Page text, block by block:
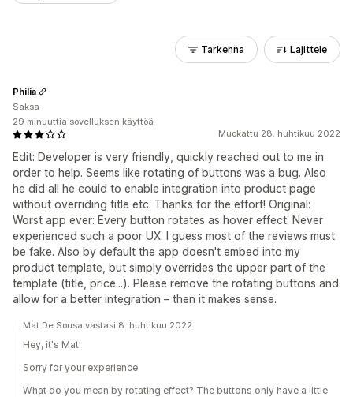
Tarkenna Lajittele
Muokattu 28. huhtikuu 2022
Edit: Developer is very friendly, quickly reached out to me in
order to help. Seems like rotating of buttons was a bug. Also
he did all he could to enable integration into product page
without overriding title etc. Thanks for the effort! Original:
Worst app ever: Every button rotates as hover effect. Never
experienced such a poor UX. I guess most of the reviews must
be fake. Also by default the app doesn't embed into my
product template, but simply overrides the upper part of the
template (title, price...). Please remove the rotating buttons and
allow for a better integration – then it makes sense.
Philia
Saksa
29 minuuttia sovelluksen käyttöä
Mat De Sousa vastasi 8. huhtikuu 2022
Hey, it's Mat
Sorry for your experience
What do you mean by rotating effect? The buttons only have a little